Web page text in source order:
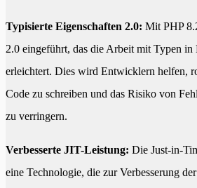
Typisierte Eigenschaften 2.0: Mit PHP
2.0 eingeführt, das die Arbeit mit Typen in
erleichtert. Dies wird Entwicklern helfen,
Code zu schreiben und das Risiko von
zu verringern.
Verbesserte JIT-Leistung: Die Just-in-
eine Technologie, die zur Verbesserung